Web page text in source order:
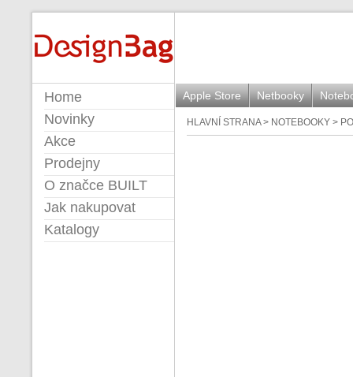
Apple Store Netbooky
HLAVNÍ STRANA> NOTEBOOKY >
Home
Novinky
Akce
Prodejny
O značce BUILT
Jak nakupovat
Katalogy
BUILT